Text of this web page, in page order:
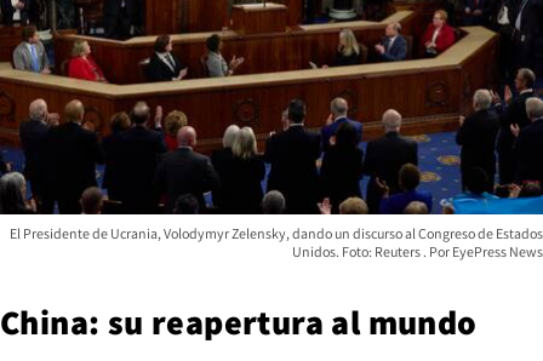
El Presidente de Ucrania, Volodymyr Zelensky, dando un discurso al Congreso de Estados
Unidos. Foto: Reuters
EyePress News
China: su reapertura al mundo